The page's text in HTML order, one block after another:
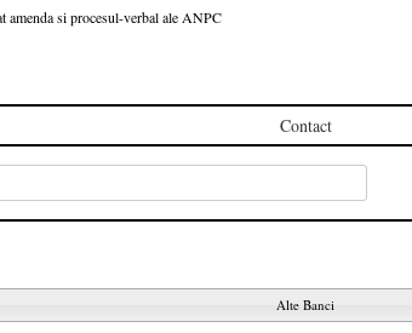
amenda si procesul-verbal ale ANPC
Contact
Alte Banci